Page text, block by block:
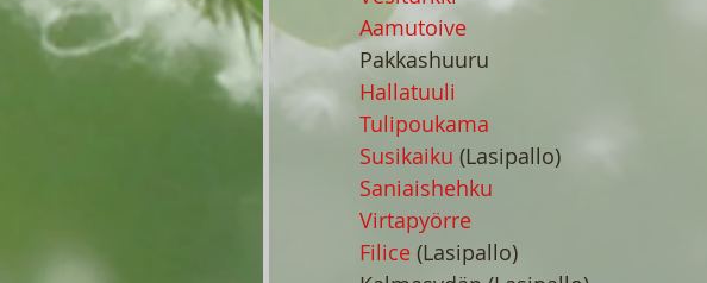
Aamutoive
Pakkashuuru
Hallatuuli
Tulipoukama
Susikaiku (Lasipallo)
Saniaishehku
Virtapyörre
Filice (Lasipallo)